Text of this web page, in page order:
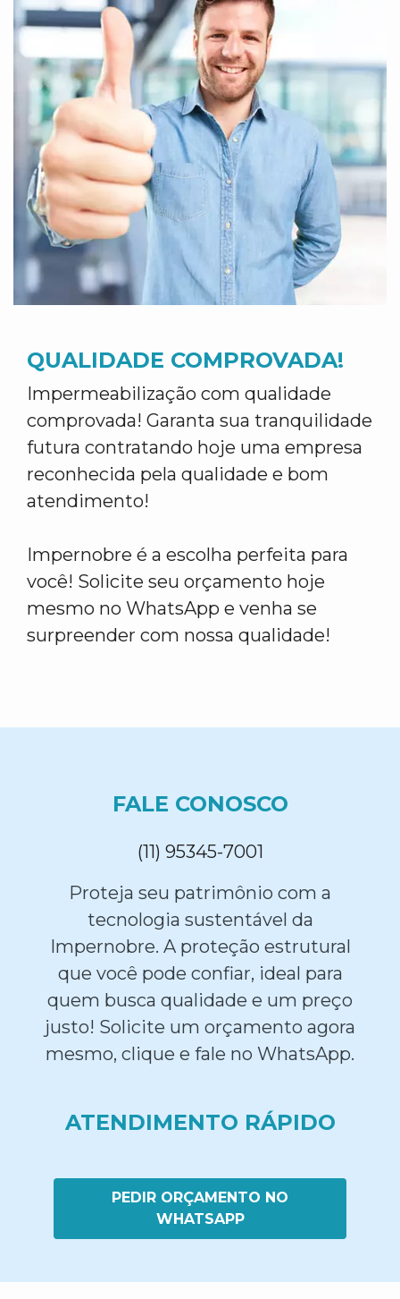
QUALIDADE COMPROVADA!
Impermeabilização com qualidade
comprovada! Garanta sua tranquilidade
futura contratando hoje uma empresa
reconhecida pela qualidade e bom
atendimento!
Impernobre é a escolha perfeita para
você! Solicite seu orçamento hoje
mesmo no WhatsApp e venha se
surpreender com nossa qualidade!
FALE CONOSCO
(11) 95345-7001
Proteja seu patrimônio com a
tecnologia sustentável da
Impernobre. A proteção estrutural
que você pode confiar, ideal para
quem busca qualidade e um preço
justo! Solicite um orçamento agora
mesmo, clique e fale no WhatsApp.
ATENDIMENTO RÁPIDO
PEDIR ORÇAMENTO NO
WHATSAPP